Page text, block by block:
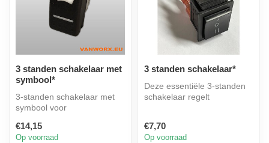
3 standen schakelaar met
symbool*
3-standen schakelaar met
symbool voor
aanzuigen of...
€14,15
Op voorraad
3 standen schakelaar*
Deze essentiële 3-standen
schakelaar regelt
€7,70
Op voorraad